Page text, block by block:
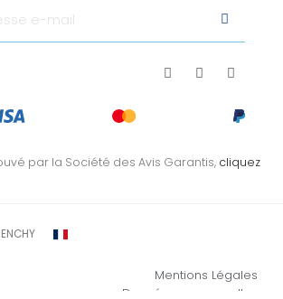
par la Société des Avis Garantis, cliquez
Mentions Légales
Données personnelles